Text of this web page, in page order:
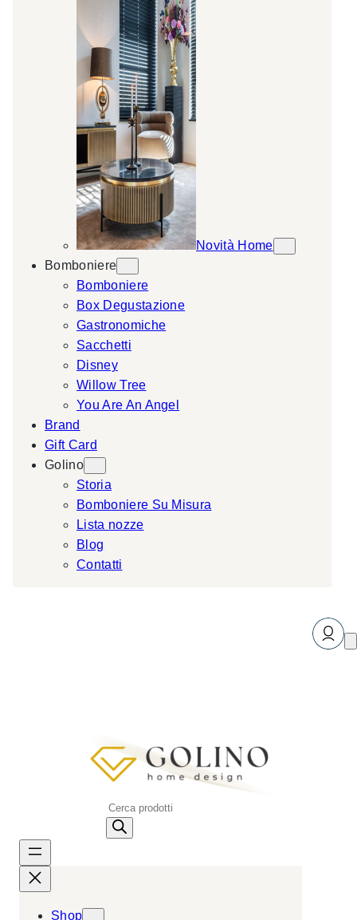
Novità Home
Bomboniere
Bomboniere
Box Degustazione
Gastronomiche
Sacchetti
Disney
Willow Tree
You Are An Angel
Brand
Gift Card
Golino
Storia
Bomboniere Su Misura
Lista nozze
Blog
Contatti
P
Shop